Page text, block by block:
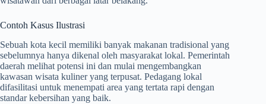
Contoh Kasus Ilustrasi
Sebuah kota kecil memiliki banyak makanan tradisional yang
sebelumnya hanya dikenal oleh masyarakat lokal. Pemerintah
daerah melihat potensi ini dan mulai mengembangkan
kawasan wisata kuliner yang terpusat. Pedagang lokal
difasilitasi untuk menempati area yang tertata rapi dengan
standar kebersihan yang baik.